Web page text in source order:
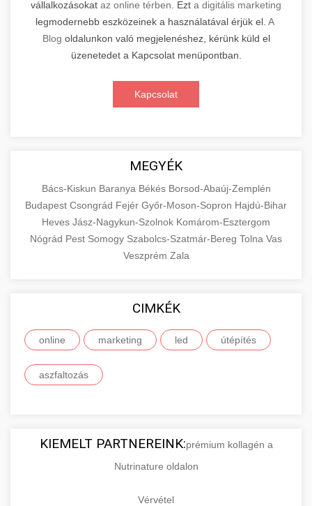
vállalkozásokat az online térben . Ezt a digitális marketing
legmodernebb eszközeinek a használatával érjük el. A
Blog oldalunkon való megjelenéshez, kérünk küld el
üzenetedet a Kapcsolat menüpontban.
Kapcsolat
MEGYÉK
Bács-Kiskun Baranya Békés Borsod-Abaúj-Zemplén
Budapest Csongrád Fejér Győr-Moson-Sopron Hajdú-Bihar
Heves Jász-Nagykun-Szolnok Komárom-Esztergom
Nógrád Pest Somogy Szabolcs-Szatmár-Bereg Tolna Vas
Veszprém Zala
CIMKÉK
online marketing led útépítés
aszfaltozás
KIEMELT PARTNEREINK:prémium kollagén a
Nutrinature oldalon
Vérvétel